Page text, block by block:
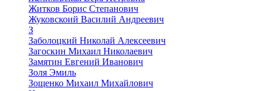
Житков Борис Степанович
Жуковскоий Василий Андреевич
З
Заболоцкий Николай Алексеевич
Загоскин Михаил Николаевич
Замятин Евгений Иванович
Золя Эмиль
Зощенко Михаил Михайлович